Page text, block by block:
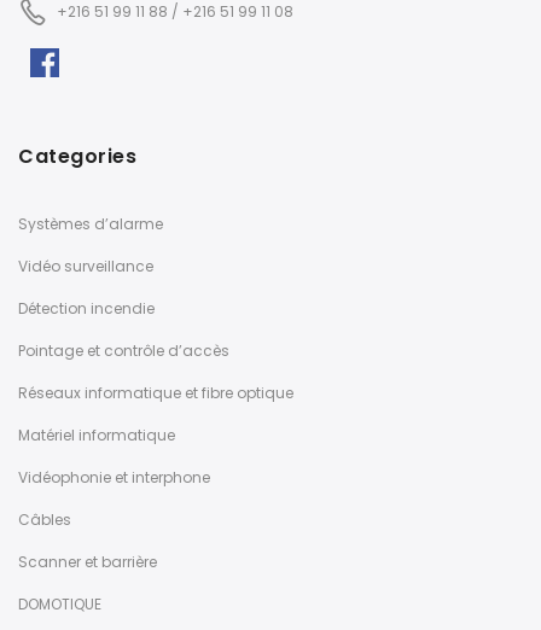
+216 51 99 11 88 / +216 51 99 11 08
Categories
Systèmes d’alarme
Vidéo surveillance
Détection incendie
Pointage et contrôle d’accès
Réseaux informatique et fibre optique
Matériel informatique
Vidéophonie et interphone
Câbles
Scanner et barrière
DOMOTIQUE